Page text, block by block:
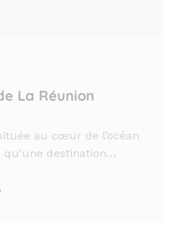
La Réunion
au cœur de l’océan
destination…